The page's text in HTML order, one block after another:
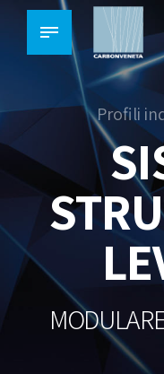
Profili